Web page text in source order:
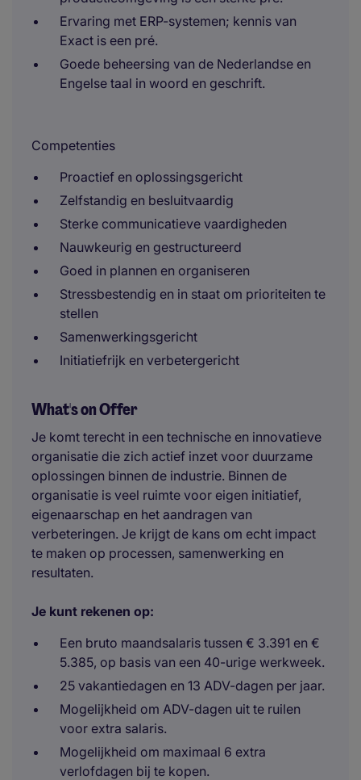
Ervaring met ERP-systemen; kennis van
Exact is een pré.
Goede beheersing van de Nederlandse en
Engelse taal in woord en geschrift.
Competenties
Proactief en oplossingsgericht
Zelfstandig en besluitvaardig
Sterke communicatieve vaardigheden
Nauwkeurig en gestructureerd
Goed in plannen en organiseren
Stressbestendig en in staat om prioriteiten te
stellen
Samenwerkingsgericht
Initiatiefrijk en verbetergericht
What's on Offer
Je komt terecht in een technische en innovatieve
organisatie die zich actief inzet voor duurzame
oplossingen binnen de industrie. Binnen de
organisatie is veel ruimte voor eigen initiatief,
eigenaarschap en het aandragen van
verbeteringen. Je krijgt de kans om echt impact
te maken op processen, samenwerking en
resultaten.
Je kunt rekenen op:
Een bruto maandsalaris tussen € 3.391 en €
5.385, op basis van een 40-urige werkweek.
25 vakantiedagen en 13 ADV-dagen per jaar.
Mogelijkheid om ADV-dagen uit te ruilen
voor extra salaris.
Mogelijkheid om maximaal 6 extra
verlofdagen bij te kopen.